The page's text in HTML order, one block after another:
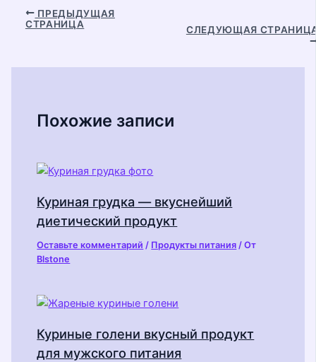
Навигация
ПРЕДЫДУЩАЯ
СТРАНИЦА
СЛЕДУЮЩАЯ
Похожие записи
Куриная грудка — вкуснейший
диетический продукт
Оставьте комментарий / Продукты питания / От
Blstone
Куриные голени вкусный продукт
для мужского питания